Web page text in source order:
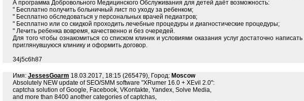
А программа Добровольного Медицинского Обслуживания для детей даёт возможность:
" Бесплатно получить больничный лист по уходу за ребенком;
" Бесплатно обследоваться у персональных врачей педиатров;
" Бесплатно или со скидкой проходить лечебные процедуры и диагностические процедуры;
" Лечить ребенка вовремя, качественно и без очередей.
Для того чтобы ознакомиться со списком клиник и условиями оказания услуг достаточно
приглянувшуюся клинику и оформить договор.
34j5c6h87
Имя: JessesGoarm 18.03.2017, 18:15 (265479), Город: Moscow
Absolutely NEW update of SEO/SMM software "XRumer 16.0 + XEvil 2.0":
captcha solution of Google, Facebook, VKontakte, Yandex, Solve Media,
and more than 8400 another categories of captchas,